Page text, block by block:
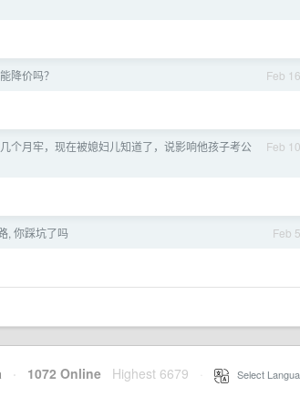
Feb 16
降价吗？
Feb 10
个月牢，现在被媳妇儿知道了，说影响他孩子考公
Feb 5
, 你踩坑了吗
· 1072 Online Highest 6679 Select